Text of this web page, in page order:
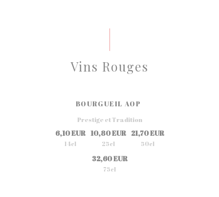
Vins Rouges
BOURGUEIL AOP
Prestige et Tradition
6,10 EUR
14cl
10,80 EUR
25cl
21,70 EUR
50cl
32,60 EUR
75cl